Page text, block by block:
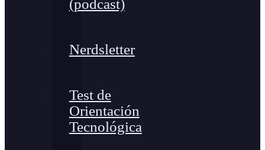
(podcast)
Nerdsletter
Test de
Orientación
Tecnológica